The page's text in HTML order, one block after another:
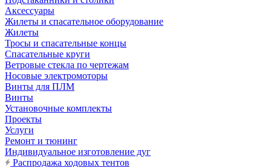
Аксессуары
Жилеты и спасательное оборудование
Жилеты
Тросы и спасательные концы
Спасательные круги
Ветровые стекла по чертежам
Носовые электромоторы
Винты для ПЛМ
Винты
Установочные комплекты
Проекты
Услуги
Ремонт и тюнинг
Индивидуальное изготовление дуг
Распродажа ходовых тентов